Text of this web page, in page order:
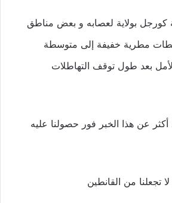
بولاية لعصابه و بعض مناطق
مطرية خفيفة إلى متوسطة
بعد طول توقف التهاطلات
عن هذا الخبر فور حصولنا عليه
تجعلنا من القانطين